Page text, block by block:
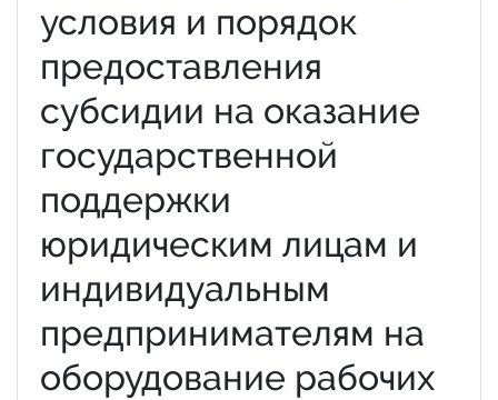
условия и порядок
предоставления
субсидии на оказание
государственной
поддержки
юридическим лицам и
индивидуальным
предпринимателям на
оборудование рабочих